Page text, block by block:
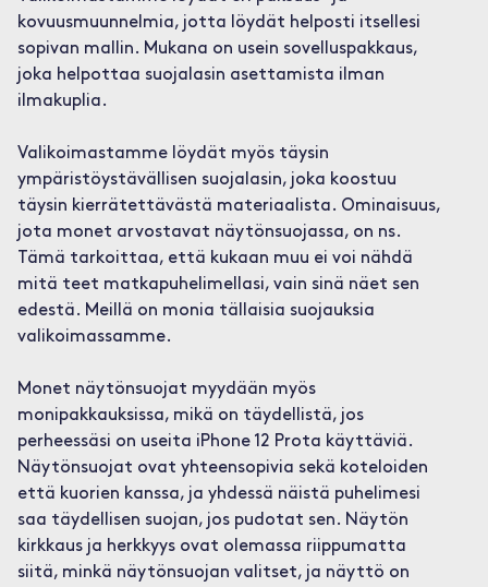
kovuusmuunnelmia, jotta löydät helposti itsellesi
sopivan mallin. Mukana on usein sovelluspakkaus,
joka helpottaa suojalasin asettamista ilman
ilmakuplia.
Valikoimastamme löydät myös täysin
ympäristöystävällisen suojalasin, joka koostuu
täysin kierrätettävästä materiaalista. Ominaisuus,
jota monet arvostavat näytönsuojassa, on ns.
Tämä tarkoittaa, että kukaan muu ei voi nähdä
mitä teet matkapuhelimellasi, vain sinä näet sen
edestä. Meillä on monia tällaisia suojauksia
valikoimassamme.
Monet näytönsuojat myydään myös
monipakkauksissa, mikä on täydellistä, jos
perheessäsi on useita iPhone 12 Prota käyttäviä.
Näytönsuojat ovat yhteensopivia sekä koteloiden
että kuorien kanssa, ja yhdessä näistä puhelimesi
saa täydellisen suojan, jos pudotat sen. Näytön
kirkkaus ja herkkyys ovat olemassa riippumatta
siitä, minkä näytönsuojan valitset, ja näyttö on